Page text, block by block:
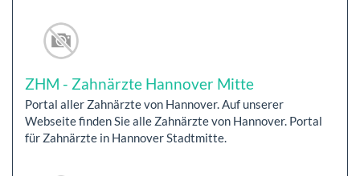
ZHM - Zahnärzte Hannover Mitte
Portal aller Zahnärzte von Hannover. Auf unserer
Webseite finden Sie alle Zahnärzte von Hannover. Portal
für Zahnärzte in Hannover Stadtmitte.